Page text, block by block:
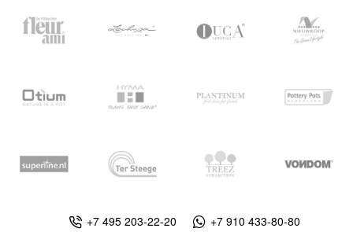
+7 495 203-22-20 +7 910 433-80-80